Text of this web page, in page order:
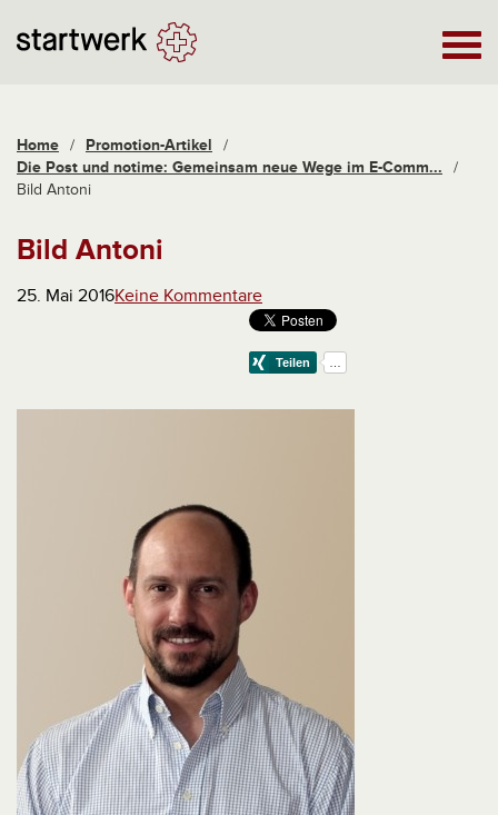
Home / Promotion-Artikel
/
Die Post und notime: Gemeinsam neue Wege im E-Comm...
/
Bild Antoni
Bild Antoni
25. Mai 2016Keine Kommentare